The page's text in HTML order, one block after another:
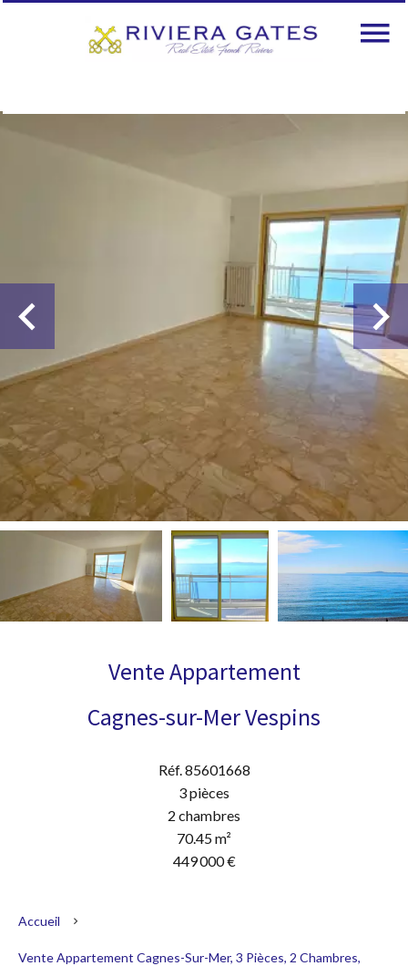
Vente Appartement
Cagnes-sur-Mer Vespins
Réf. 85601668
3 pièces
2 chambres
70.45 m²
449 000 €
Accueil
Vente Appartement Cagnes-Sur-Mer, 3 Pièces, 2 Chambres,